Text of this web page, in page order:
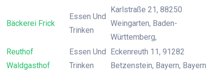
Bäckerei Frick
Essen Und
Trinken
Karlstraße 21, 88250
Weingarten, Baden-
Württemberg,
Reuthof
Waldgasthof
Essen Und
Trinken
Eckenreuth 11, 91282
Betzenstein, Bayern, Bayern